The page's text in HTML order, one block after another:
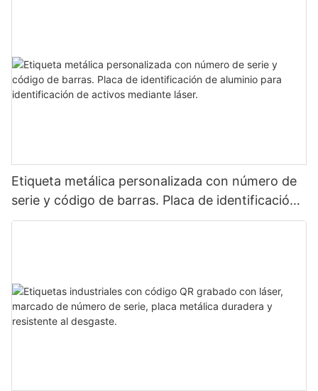
Etiqueta metálica personalizada con número de
serie y código de barras. Placa de identificación
de aluminio para identificación de activos